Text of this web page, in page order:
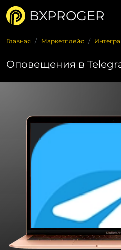
BXPROGER
Главная Маркетплейс
Оповещения в